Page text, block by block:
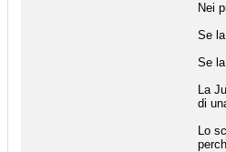
Nei
Se
Se
La
di
Lo